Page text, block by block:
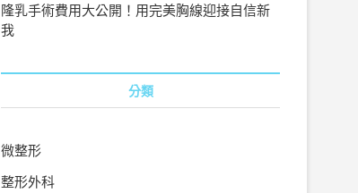
隆乳手術費用大公開！用完美胸線迎接自信新
我
分類
微整形
整形外科